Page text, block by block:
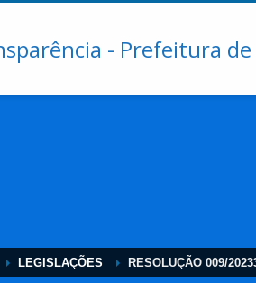
LEGISLAÇÕES RESOLUÇÃO 009/